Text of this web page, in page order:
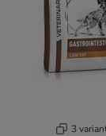
3